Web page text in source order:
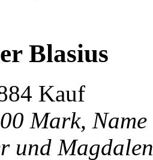
Blasius
Kauf
Mark,
und